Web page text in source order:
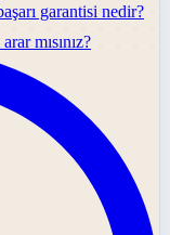
garantisi nedir?
mısınız?